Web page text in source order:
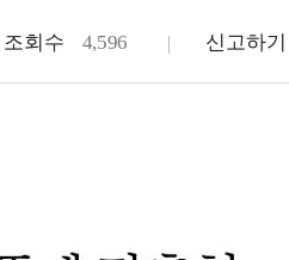
조회수 4,596 신고하기